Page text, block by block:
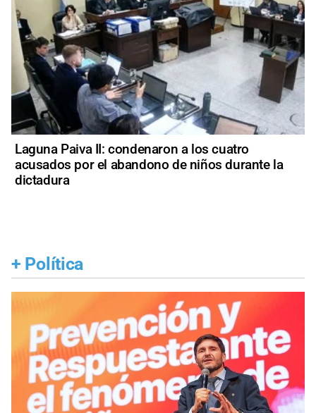
Laguna Paiva II: condenaron a los cuatro
acusados por el abandono de niños durante la
dictadura
+ Política